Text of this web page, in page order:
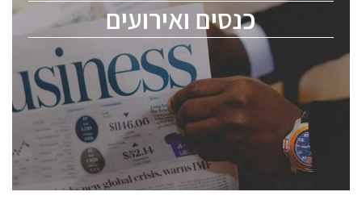
כנסים ואירועים
ChipEx2026 will be held on May 12-13, 2026. The
conference is intended for everyone involved in the
semiconductor industry, including engineers,
professional experts, and senior executives.
לחץ לפרטים